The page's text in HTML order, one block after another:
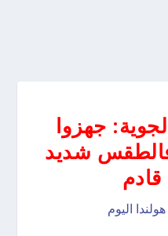
جهزوا
شديد
قادم
هولندا اليوم